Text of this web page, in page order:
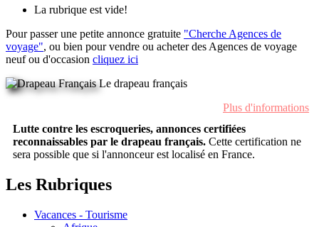
La rubrique est vide!
Pour passer une petite annonce gratuite "Cherche Agences de
voyage", ou bien pour vendre ou acheter des Agences de voyage
neuf ou d'occasion cliquez ici
Le drapeau français
Plus d'informations
Lutte contre les escroqueries, annonces certifiées
reconnaissables par le drapeau français. Cette certification ne
sera possible que si l'annonceur est localisé en France.
Les Rubriques
Vacances - Tourisme